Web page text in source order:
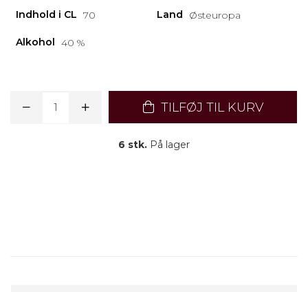
Indhold i CL 70 Land Østeuropa
Alkohol 40 %
TILFØJ TIL KURV
6 stk. På lager